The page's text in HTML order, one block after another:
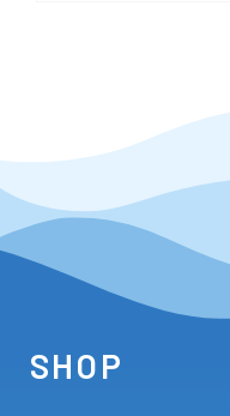
SHOP